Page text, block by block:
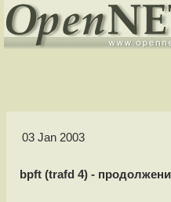
03 Jan 2003
bpft (trafd 4) -